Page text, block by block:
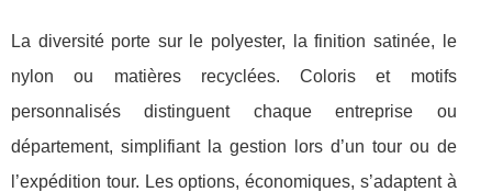
La diversité porte sur le polyester, la finition satinée, le
nylon ou matières recyclées. Coloris et motifs
personnalisés distinguent chaque entreprise ou
département, simplifiant la gestion lors d’un tour ou de
l’expédition tour. Les options, économiques, s’adaptent à